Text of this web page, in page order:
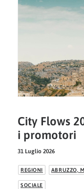
City Flows
i promotori
31 Luglio 2026
REGIONI ABRUZZO,
SOCIALE